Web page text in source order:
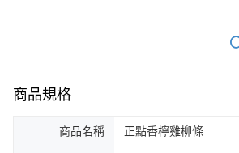
商品規格
商品名稱 正點香檸雞柳條